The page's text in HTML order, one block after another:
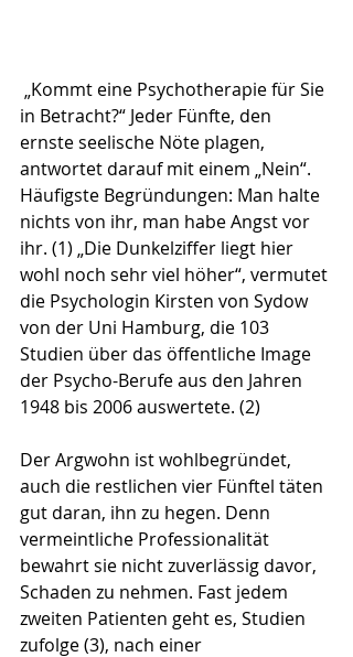
„Kommt eine Psychotherapie für Sie
in Betracht?“ Jeder Fünfte, den
ernste seelische Nöte plagen,
antwortet darauf mit einem „Nein“.
Häufigste Begründungen: Man halte
nichts von ihr, man habe Angst vor
ihr. (1) „Die Dunkelziffer liegt hier
wohl noch sehr viel höher“, vermutet
die Psychologin Kirsten von Sydow
von der Uni Hamburg, die 103
Studien über das öffentliche Image
der Psycho-Berufe aus den Jahren
1948 bis 2006 auswertete. (2)
Der Argwohn ist wohlbegründet,
auch die restlichen vier Fünftel täten
gut daran, ihn zu hegen. Denn
vermeintliche Professionalität
bewahrt sie nicht zuverlässig davor,
Schaden zu nehmen. Fast jedem
zweiten Patienten geht es, Studien
zufolge (3), nach einer